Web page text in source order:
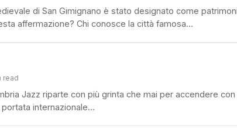
di San Gimignano è stato designato come
affermazione? Chi conosce la città famosa…
read
Jazz riparte con più grinta che mai per accendere
internazionale…